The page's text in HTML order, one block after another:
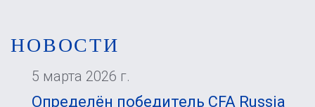
НОВОСТИ
5 марта 2026 г.
Определён победитель CFA Russia